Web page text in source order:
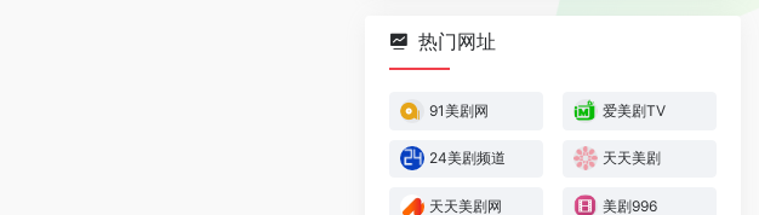
热门网址
91美剧网 爱美剧TV
24美剧频道 天天美剧
天天美剧网 美剧996